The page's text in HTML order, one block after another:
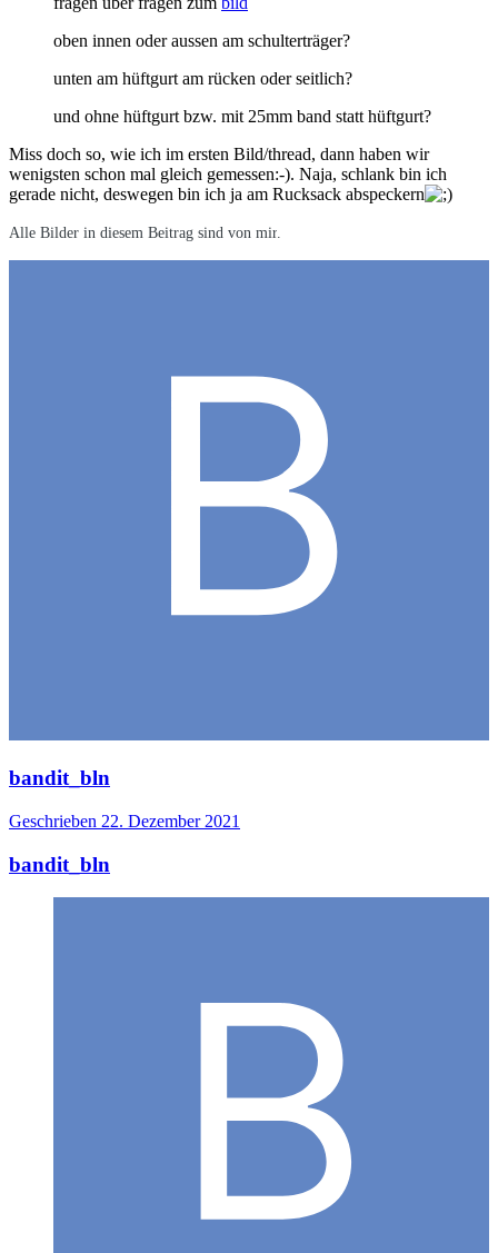
oben innen oder aussen am schulterträger?
unten am hüftgurt am rücken oder seitlich?
und ohne hüftgurt bzw. mit 25mm band statt hüftgurt?
Miss doch so, wie ich im ersten Bild/thread, dann haben wir
wenigsten schon mal gleich gemessen:-). Naja, schlank bin ich
gerade nicht, deswegen bin ich ja am Rucksack abspeckern
Alle Bilder in diesem Beitrag sind von mir.
bandit_bln
Geschrieben 22. Dezember 2021
bandit_bln